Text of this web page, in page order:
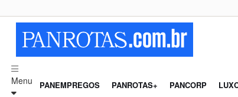
Menu PANEMPREGOS PANROTAS+ PANCORP